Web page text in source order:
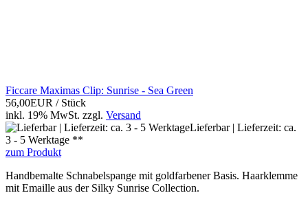
Ficcare Maximas Clip: Sunrise - Sea Green
56,00EUR / Stück
inkl. 19% MwSt. zzgl. Versand
Lieferbar | Lieferzeit: ca.
3 - 5 Werktage **
zum Produkt
Handbemalte Schnabelspange mit goldfarbener Basis. Haarklemme
mit Emaille aus der Silky Sunrise Collection.